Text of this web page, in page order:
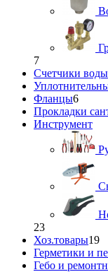
7
Счетчики воды
Фланцы6
Прокладки
Инструмент
23
Хоз.товары19
Герметики и
Гебо и